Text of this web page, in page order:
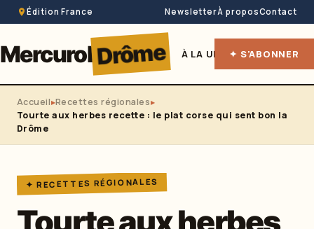
Édition France NewsletterÀ proposContact
MercurolDrôme À LA UNE ✦ S'ABONNER
Accueil Recettes régionales
Tourte aux herbes recette : le plat corse qui sent bon la
Drôme
✦ RECETTES RÉGIONALES